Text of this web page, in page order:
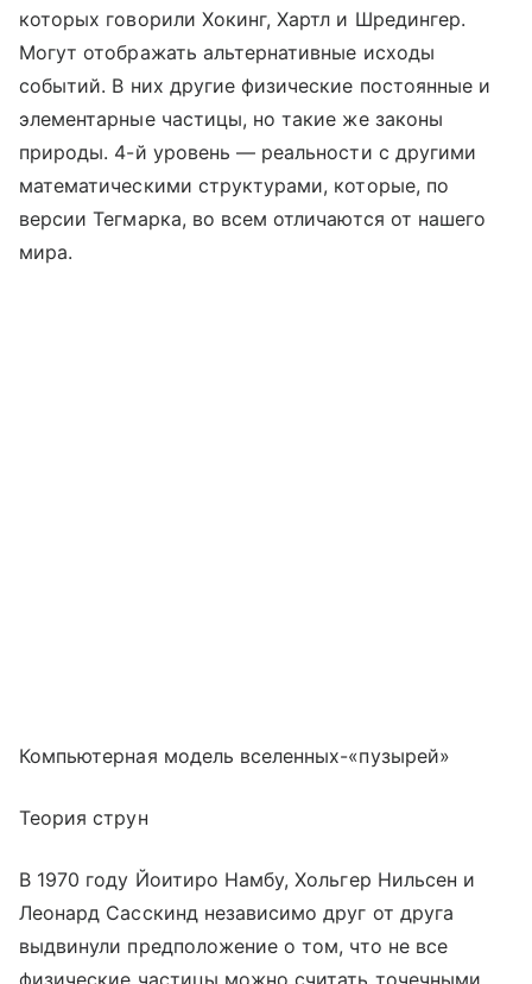
которых говорили Хокинг, Хартл и Шредингер.
Могут отображать альтернативные исходы
событий. В них другие физические постоянные и
элементарные частицы, но такие же законы
природы. 4-й уровень — реальности с другими
математическими структурами, которые, по
версии Тегмарка, во всем отличаются от нашего
мира.
Компьютерная модель вселенных-«пузырей»
Теория струн
В 1970 году Йоитиро Намбу, Хольгер Нильсен и
Леонард Сасскинд независимо друг от друга
выдвинули предположение о том, что не все